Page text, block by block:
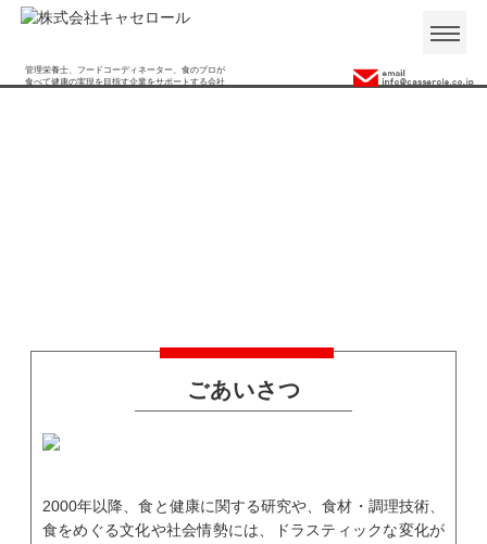
管理栄養士、フードコーディネーター、食のプロが
食べて健康の実現を目指す企業をサポートする会社
ごあいさつ
2000年以降、食と健康に関する研究や、食材・調理技術、
食をめぐる文化や社会情勢には、ドラスティックな変化が